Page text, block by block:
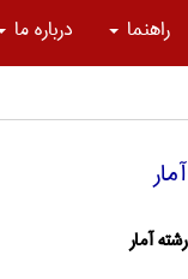
راهنما درباره ما
آمار
رشتهآمار